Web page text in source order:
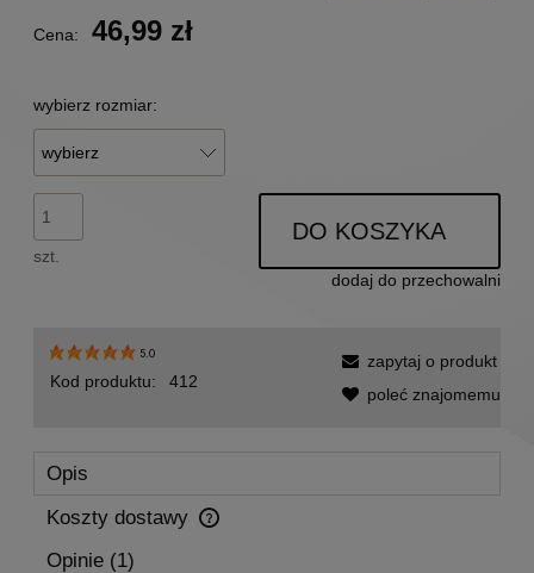
Cena: 46,99 zł
wybierz rozmiar:
szt.
DO KOSZYKA
dodaj do przechowalni
5.0
Kod produktu: 412
zapytaj o produkt
poleć znajomemu
Opis
Koszty dostawy
Cena nie zawiera ewentualnych kosztów płatności
Opinie (1)